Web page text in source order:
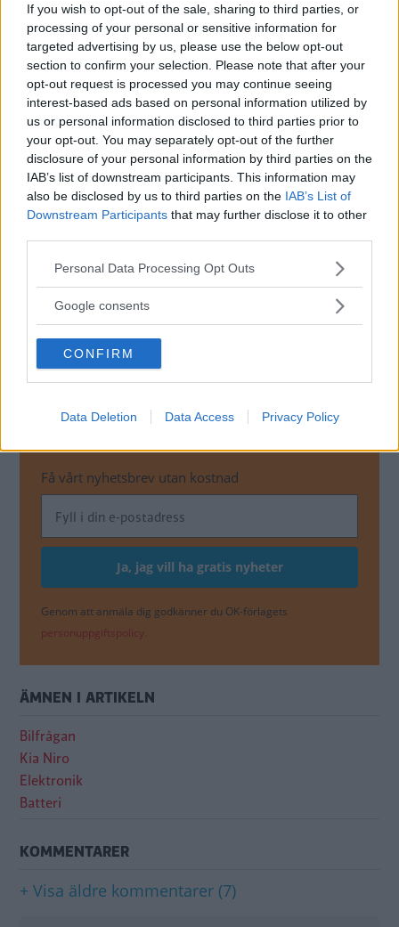
If you wish to opt-out of the sale, sharing to third parties, or
processing of your personal or sensitive information for
targeted advertising by us, please use the below opt-out
section to confirm your selection. Please note that after your
opt-out request is processed you may continue seeing
interest-based ads based on personal information utilized by
us or personal information disclosed to third parties prior to
your opt-out. You may separately opt-out of the further
disclosure of your personal information by third parties on the
IAB’s list of downstream participants. This information may
also be disclosed by us to third parties on the IAB’s List of
Downstream Participants that may further disclose it to other
Please note that this website/app uses one or more Google
not limited to your visit or usage behaviour. You may click to
use your data for below specified purposes in below Google
consent section.
Personal Data Processing Opt Outs
Google consents
CONFIRM
Data Deletion Data Access Privacy Policy
meddelade att det inte var ett känt fel på Niro. Samtidigt
hörde ägaren av sig igen och meddelade att verkstaden
hittat felet. Det var enligt uppgift en sensor som styr
laddningen som krånglade och därför orsakade att
startbatteriet inte laddades. Felet var uppenbarligen inte
alldeles enkelt att lista ut eftersom bilen blev stående i tre
veckor innan det var löst. Under tiden fick ägaren låna en
Kia Picanto. Vi kan förstå att nybilsköpet inte fick den
början ägaren väntat sig.
Verkstaden har också kompenserat sin kund för den långa
väntetiden genom att bjuda på den första servicen. Kia
identifieras och åtgärdas.
Erik Rönnblom, Vi Bilägare
frågeställaren?
MISSA INTE KOMMANDE ARTIKLAR OM
BATTERI
Få vårt nyhetsbrev utan kostnad
Genom att anmäla dig godkänner du OK-förlagets
personuppgiftspolicy.
ÄMNEN I ARTIKELN
Bilfrågan
Kia Niro
Elektronik
Batteri
KOMMENTARER
+ Visa äldre kommentarer (7)